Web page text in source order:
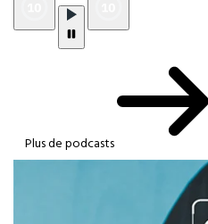
Plus de podcasts